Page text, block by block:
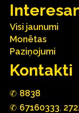
Visi jaunumi
Monētas
Paziņojumi
Kontakti
8838
67160333,